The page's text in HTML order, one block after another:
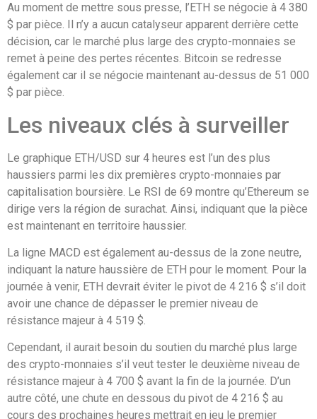
Au moment de mettre sous presse, l’ETH se négocie à 4 380
$ par pièce. Il n’y a aucun catalyseur apparent derrière cette
décision, car le marché plus large des crypto-monnaies se
remet à peine des pertes récentes. Bitcoin se redresse
également car il se négocie maintenant au-dessus de 51 000
$ par pièce.
Les niveaux clés à surveiller
Le graphique ETH/USD sur 4 heures est l’un des plus
haussiers parmi les dix premières crypto-monnaies par
capitalisation boursière. Le RSI de 69 montre qu’Ethereum se
dirige vers la région de surachat. Ainsi, indiquant que la pièce
est maintenant en territoire haussier.
La ligne MACD est également au-dessus de la zone neutre,
indiquant la nature haussière de ETH pour le moment. Pour la
journée à venir, ETH devrait éviter le pivot de 4 216 $ s’il doit
avoir une chance de dépasser le premier niveau de
résistance majeur à 4 519 $.
Cependant, il aurait besoin du soutien du marché plus large
des crypto-monnaies s’il veut tester le deuxième niveau de
résistance majeur à 4 700 $ avant la fin de la journée. D’un
autre côté, une chute en dessous du pivot de 4 216 $ au
cours des prochaines heures mettrait en jeu le premier